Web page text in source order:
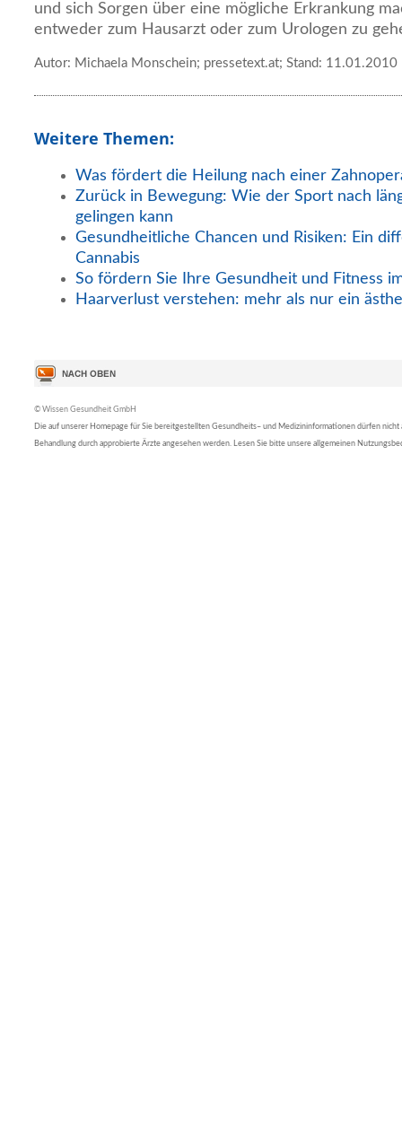
und sich Sorgen über eine mögliche Erkrankung
entweder zum Hausarzt oder zum Urologen zu
Autor: Michaela Monschein; pressetext.at; Stand: 11.01.2010
Weitere Themen:
Was fördert die Heilung nach einer
Zurück in Bewegung: Wie der Sport nach
gelingen kann
Gesundheitliche Chancen und Risiken: Ein
Cannabis
So fördern Sie Ihre Gesundheit und Fitness
Haarverlust verstehen: mehr als nur ein
© Wissen Gesundheit GmbH
Die auf unserer Homepage für Sie bereitgestellten Gesundheits– und Medizininformationen dürfen nicht
Behandlung durch approbierte Ärzte angesehen werden. Lesen Sie bitte unsere allgemeinen